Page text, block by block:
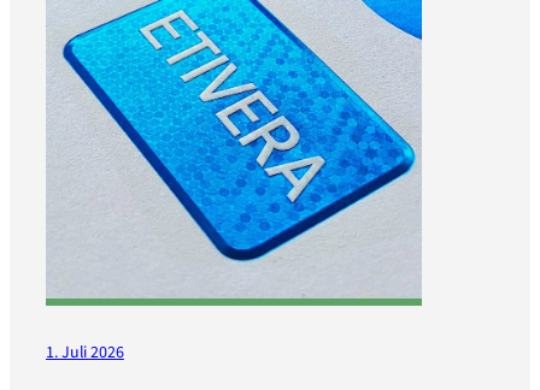
1. Juli 2026